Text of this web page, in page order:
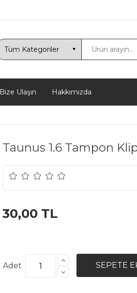
Bize Ulaşın Hakkımızda
Taunus 1.6 Tampon
30,00 TL
Adet